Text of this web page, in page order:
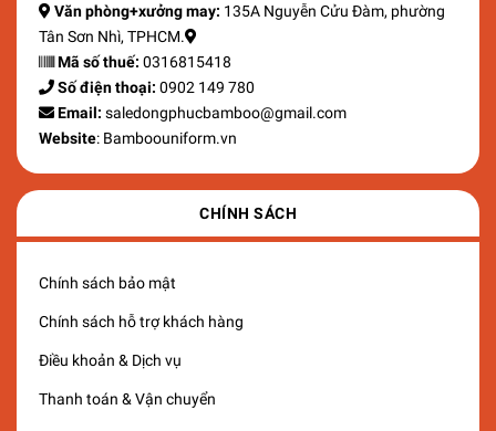
Văn phòng+xưởng may: 135A Nguyễn Cửu Đàm, phường
Tân Sơn Nhì, TPHCM.
Mã số thuế: 0316815418
Số điện thoại: 0902 149 780
Email: saledongphucbamboo@gmail.com
Website: Bamboouniform.vn
CHÍNH SÁCH
Chính sách bảo mật
Chính sách hỗ trợ khách hàng
Điều khoản & Dịch vụ
Thanh toán & Vận chuyển